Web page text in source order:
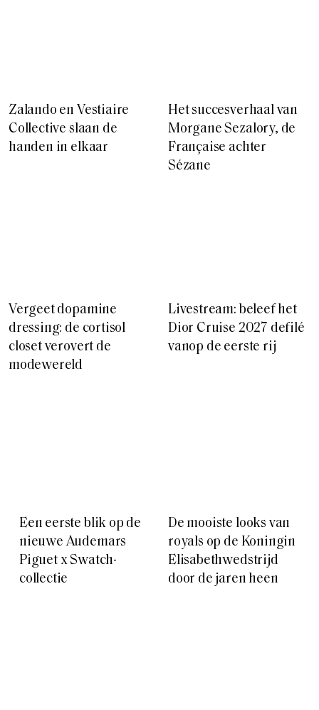
Zalando en Vestiaire
Collective slaan de
handen in elkaar
Het succesverhaal van
Morgane Sezalory, de
Française achter
Sézane
Vergeet dopamine
dressing: de cortisol
closet verovert de
modewereld
Livestream: beleef het
Dior Cruise 2027 defilé
vanop de eerste rij
Een eerste blik op de
nieuwe Audemars
Piguet x Swatch-
collectie
De mooiste looks van
royals op de Koningin
Elisabethwedstrijd
door de jaren heen